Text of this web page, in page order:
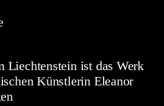
Liechtenstein ist das Werk
Künstlerin Eleanor